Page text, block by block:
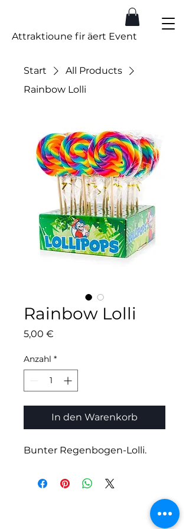
Attraktioune fir äert Event
Start
All Products
Rainbow Lolli
Rainbow Lolli
5,00 €
Anzahl *
In den Warenkorb
Bunter Regenbogen-Lolli.